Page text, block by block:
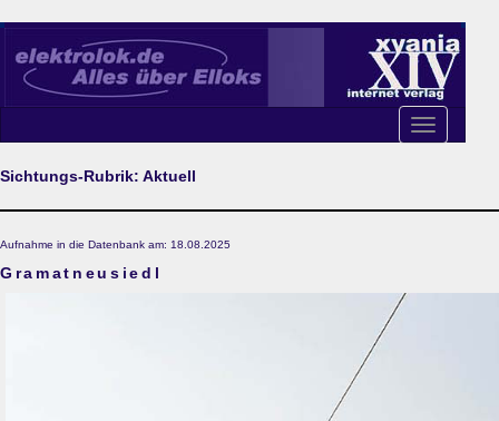
Toggle
navigation
Sichtungs-Rubrik: Aktuell
Aufnahme in die Datenbank am: 18.08.2025
Gramatneusiedl